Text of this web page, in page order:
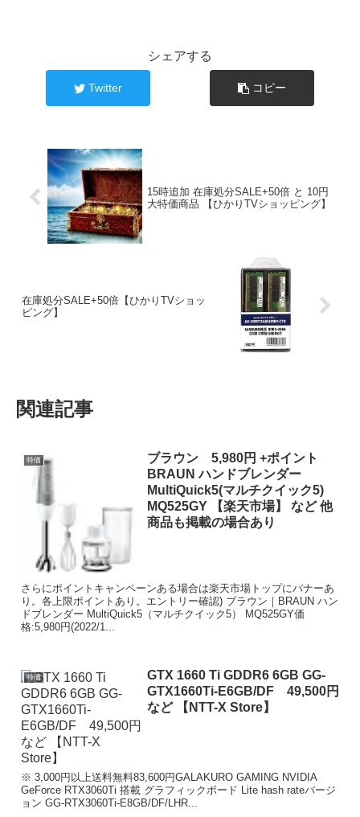
シェアする
Twitter コピー
15時追加 在庫処分SALE+50倍 と 10円
大特価商品 【ひかりTVショッピング】
在庫処分SALE+50倍【ひかりTVショッ
ピング】
関連記事
特価
ブラウン 5,980円 +ポイント
BRAUN ハンドブレンダー
MultiQuick5(マルチクイック5)
MQ525GY 【楽天市場】 など 他
商品も掲載の場合あり
さらにポイントキャンペーンある場合は楽天市場トップにバナーあ
り。各上限ポイントあり。エントリー確認) ブラウン｜BRAUN ハン
ドブレンダー MultiQuick5（マルチクイック5） MQ525GY価
格:5,980円(2022/1...
特価
GTX 1660 Ti GDDR6 6GB GG-
GTX1660Ti-E6GB/DF 49,500円
など 【NTT-X Store】
※ 3,000円以上送料無料83,600円GALAKURO GAMING NVIDIA
GeForce RTX3060Ti 搭載 グラフィックボード Lite hash rateバージ
ョン GG-RTX3060Ti-E8GB/DF/LHR...